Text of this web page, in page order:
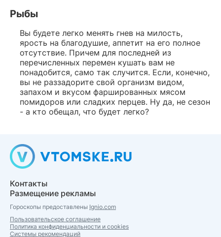
Рыбы
Вы будете легко менять гнев на милость,
ярость на благодушие, аппетит на его полное
отсутствие. Причем для последней из
перечисленных перемен кушать вам не
понадобится, само так случится. Если, конечно,
вы не раззадорите свой организм видом,
запахом и вкусом фаршированных мясом
помидоров или сладких перцев. Ну да, не сезон
- а кто обещал, что будет легко?
Контакты
Размещение рекламы
Гороскопы предоставлены Ignio.com
Пользовательское соглашение
Политика конфиденциальности и cookies
Системы рекомендаций